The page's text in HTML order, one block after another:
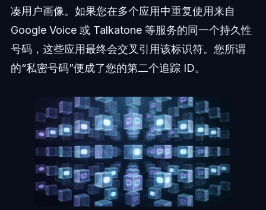
凑用户画像。如果您在多个应用中重复使用来自
Google Voice 或 Talkatone 等服务的同一个持久性
号码，这些应用最终会交叉引用该标识符。您所谓
的“私密号码”便成了您的第二个追踪 ID。